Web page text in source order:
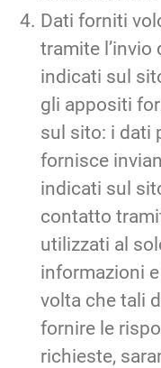
Dati forniti
tramite l’invio
indicati sul
gli appositi
sul sito: i dati
fornisce
indicati sul
contatto
utilizzati al
informazioni
volta che tali
fornire le
richieste,